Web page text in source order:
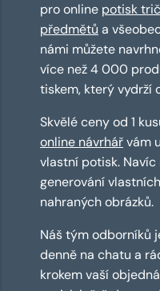
pro online potisk
předmětů a
námi můžete
více než 4 000
tiskem, který vydrží
Skvělé ceny od 1
online návrhářvám
vlastní potisk. Navíc
generování
nahraných obrázků.
Náš tým odborníků
denně na chatu a
krokem vaší